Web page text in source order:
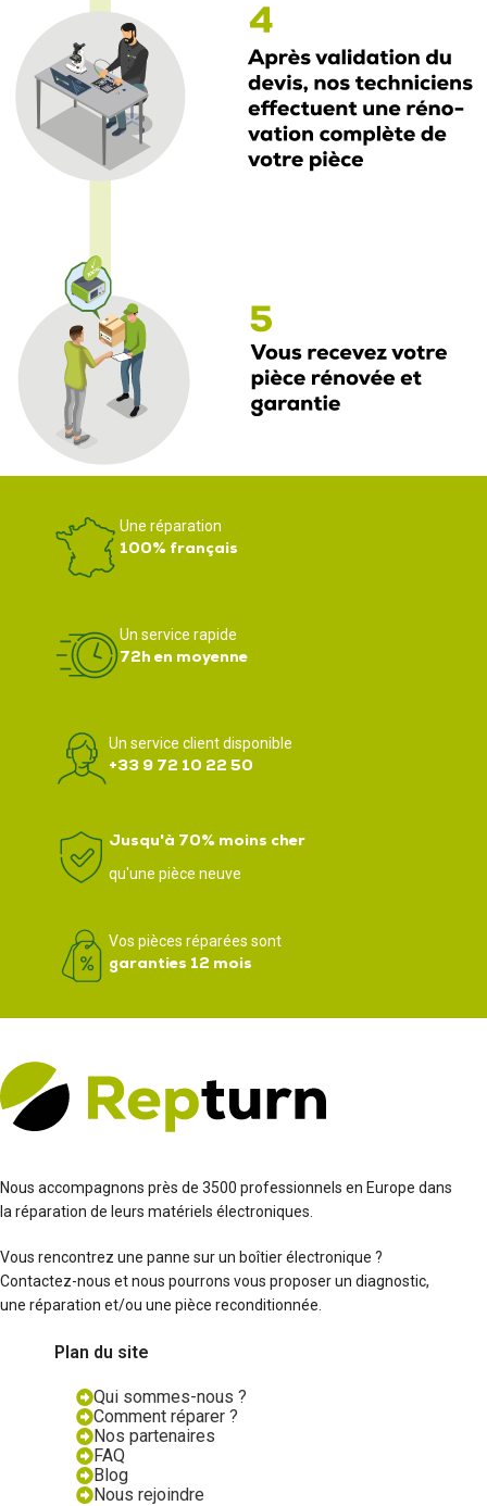
Une réparation
100% français
Un service rapide
72h en moyenne
Un service client disponible
+33 9 72 10 22 50
Jusqu'à 70% moins cher
qu'une pièce neuve
Vos pièces réparées sont
garanties 12 mois
Nous accompagnons près de 3500 professionnels en Europe dans
la réparation de leurs matériels électroniques.
Vous rencontrez une panne sur un boîtier électronique ?
Contactez-nous et nous pourrons vous proposer un diagnostic,
une réparation et/ou une pièce reconditionnée.
Plan du site
Qui sommes-nous ?
Comment réparer ?
Nos partenaires
FAQ
Blog
Nous rejoindre